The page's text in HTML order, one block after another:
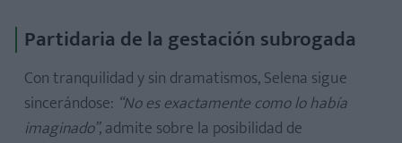
Partidaria de la gestación subrogada
Con tranquilidad y sin dramatismos, Selena sigue
sincerándose: “No es exactamente como lo había
imaginado”, admite sobre la posibilidad de